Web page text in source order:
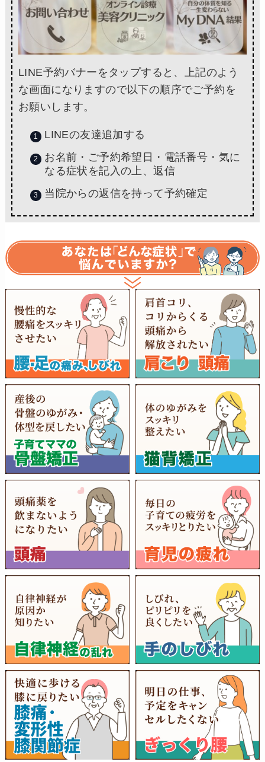
LINE予約バナーをタップすると、上記のよう
な画面になりますので以下の順序でご予約を
お願いします。
LINEの友達追加する
お名前・ご予約希望日・電話番号・気に
なる症状を記入の上、返信
当院からの返信を持って予約確定